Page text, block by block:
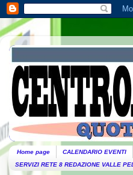
Home page CALENDARIO EVENTI
SERVIZI RETE 8 REDAZIONE VALLE